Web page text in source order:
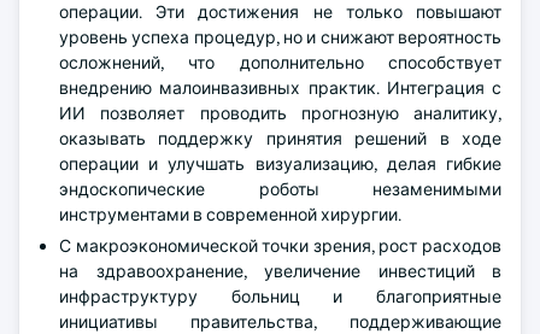
операции. Эти достижения не только повышают
уровень успеха процедур, но и снижают вероятность
осложнений, что дополнительно способствует
внедрению малоинвазивных практик. Интеграция с
ИИ позволяет проводить прогнозную аналитику,
оказывать поддержку принятия решений в ходе
операции и улучшать визуализацию, делая гибкие
эндоскопические роботы незаменимыми
инструментами в современной хирургии.
С макроэкономической точки зрения, рост расходов
на здравоохранение, увеличение инвестиций в
инфраструктуру больниц и благоприятные
инициативы правительства, поддерживающие